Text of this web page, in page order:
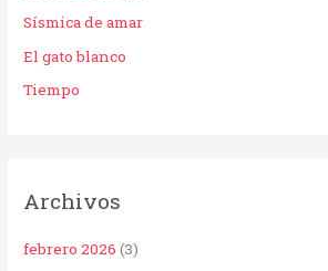
Sísmica de amar
El gato blanco
Tiempo
Archivos
febrero 2026 (3)